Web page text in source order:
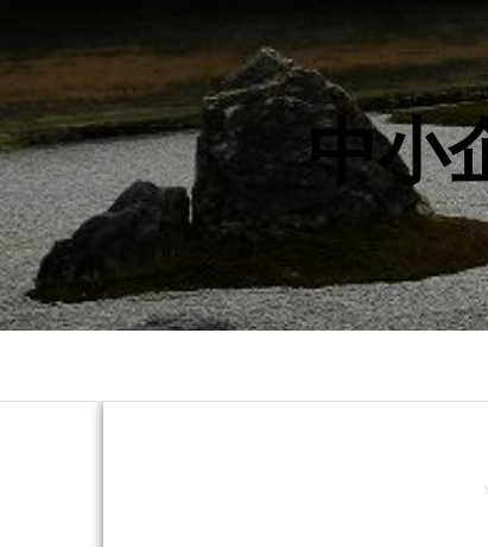
中小